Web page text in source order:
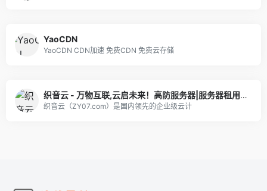
YaoCDN
YaoCDN CDN加速 免费CDN 免费云存储
织音云 - 万物互联,云启未来！高防服务器|服务器租用|虚拟主机|高防CDN|香港服务器|美国服务器|海外服务器-织音云
织音云（ZY07.com）是国内领先的企业级云计